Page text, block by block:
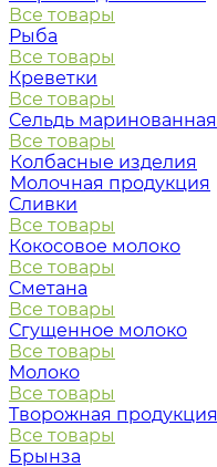
Все товары
Рыба
Все товары
Креветки
Все товары
Сельдь маринованная
Все товары
Колбасные изделия
Молочная продукция
Сливки
Все товары
Кокосовое молоко
Все товары
Сметана
Все товары
Сгущенное молоко
Все товары
Молоко
Все товары
Творожная продукция
Все товары
Брынза